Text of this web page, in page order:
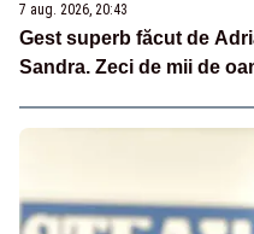
7 aug. 2026, 20:43
Gest superb făcut de
Sandra. Zeci de mii de